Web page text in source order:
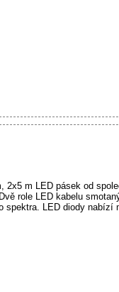
2x5 m LED pásek od
role LED kabelu
spektra. LED diody nabízí